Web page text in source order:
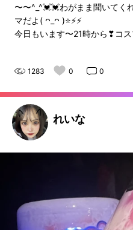
〜〜^_^💓💓わがまま聞いてく
マだよ( ᴖ_ᴖ )⭐⚡⚡
今日もいます〜21時から❣コ
1283 0 0
れいな